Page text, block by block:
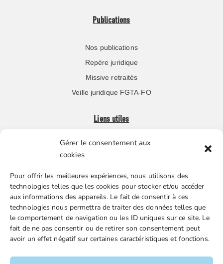
Gérer le consentement aux
cookies
Pour offrir les meilleures expériences, nous utilisons des
technologies telles que les cookies pour stocker et/ou accéder
aux informations des appareils. Le fait de consentir à ces
technologies nous permettra de traiter des données telles que
le comportement de navigation ou les ID uniques sur ce site. Le
fait de ne pas consentir ou de retirer son consentement peut
avoir un effet négatif sur certaines caractéristiques et fonctions.
Publications
Nos publications
Repère juridique
Missive retraités
Veille juridique FGTA-FO
Liens utiles
Boutique en ligne
Nos partenaires
Gestion des cookies
FGTA-FO / 15 avenue Victor Hugo – 92170 Vanves / 01 86